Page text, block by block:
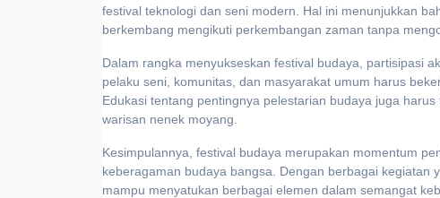
festival teknologi dan seni modern. Hal ini menunjukkan
berkembang mengikuti perkembangan zaman tanpa
Dalam rangka menyukseskan festival budaya, partisipasi
pelaku seni, komunitas, dan masyarakat umum harus
Edukasi tentang pentingnya pelestarian budaya juga
warisan nenek moyang.
Kesimpulannya, festival budaya merupakan momentum
keberagaman budaya bangsa. Dengan berbagai
mampu menyatukan berbagai elemen dalam semangat